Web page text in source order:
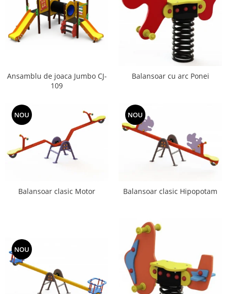
Ansamblu de joaca Jumbo CJ-
109
Balansoar cu arc Ponei
NOU
Balansoar clasic Motor
NOU
Balansoar clasic Hipopotam
NOU